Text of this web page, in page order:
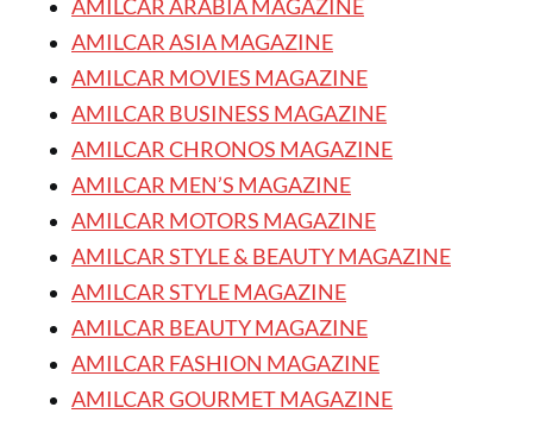
AMILCAR ARABIA MAGAZINE
AMILCAR ASIA MAGAZINE
AMILCAR MOVIES MAGAZINE
AMILCAR BUSINESS MAGAZINE
AMILCAR CHRONOS MAGAZINE
AMILCAR MEN’S MAGAZINE
AMILCAR MOTORS MAGAZINE
AMILCAR STYLE & BEAUTY MAGAZINE
AMILCAR STYLE MAGAZINE
AMILCAR BEAUTY MAGAZINE
AMILCAR FASHION MAGAZINE
AMILCAR GOURMET MAGAZINE